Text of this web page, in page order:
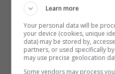
alcune emittenti
113 si notano in
una frenatafatta dal
scooter che ha
Learn more
Your personal data will be
your device (cookies, unique
data) may be stored by,
partners, or used specifically
may use precise geolocation
Some vendors may process